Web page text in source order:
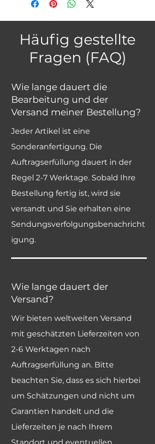
Häufig gestellte
Fragen (FAQ)
Wie lange dauert die
Bearbeitung und der
Versand meiner Bestellung?
Jeder Artikel ist eine
Sonderanfertigung. Die
Auftragserfüllung dauert in der
Regel 2-7 Werktage. Sobald Ihre
Bestellung fertig ist, wird sie
versandt und Sie erhalten eine
Sendungsverfolgungsbenachricht
igung.
Wie lange dauert der
Versand?
Wir bieten weltweiten Versand
mit geschätzten Lieferzeiten von
2-6 Werktagen nach
Auftragserfüllung an. Bitte
beachten Sie, dass es sich hierbei
um Schätzungen und nicht um
Garantien handelt und die
Lieferzeiten je nach Ihrem